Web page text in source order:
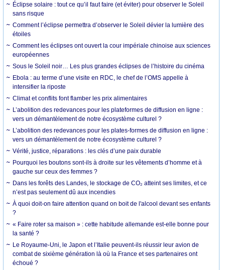
Éclipse solaire : tout ce qu’il faut faire (et éviter) pour observer le Soleil
sans risque
Comment l’éclipse permettra d’observer le Soleil dévier la lumière des
étoiles
Comment les éclipses ont ouvert la cour impériale chinoise aux sciences
européennes
Sous le Soleil noir… Les plus grandes éclipses de l’histoire du cinéma
Ebola : au terme d’une visite en RDC, le chef de l’OMS appelle à
intensifier la riposte
Climat et conflits font flamber les prix alimentaires
L’abolition des redevances pour les plateformes de diffusion en ligne :
vers un démantèlement de notre écosystème culturel ?
L’abolition des redevances pour les plates-formes de diffusion en ligne :
vers un démantèlement de notre écosystème culturel ?
Vérité, justice, réparations : les clés d’une paix durable
Pourquoi les boutons sont-ils à droite sur les vêtements d’homme et à
gauche sur ceux des femmes ?
Dans les forêts des Landes, le stockage de CO₂ atteint ses limites, et ce
n’est pas seulement dû aux incendies
À quoi doit-on faire attention quand on boit de l'alcool devant ses enfants
?
« Faire roter sa maison » : cette habitude allemande est-elle bonne pour
la santé ?
Le Royaume-Uni, le Japon et l’Italie peuvent-ils réussir leur avion de
combat de sixième génération là où la France et ses partenaires ont
échoué ?